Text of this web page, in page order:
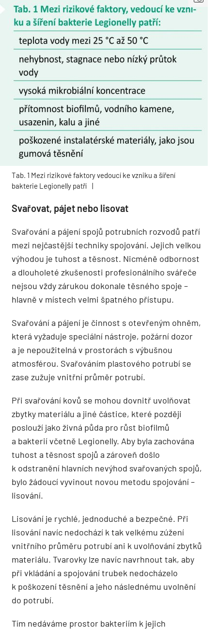
Tab. 1 Mezi rizikové faktory vedoucí ke vzniku a šíření
bakterie Legionelly patří
|
Svařovat, pájet nebo lisovat
Svařování a pájení spojů potrubních rozvodů patří
mezi nejčastější techniky spojování. Jejich velkou
výhodou je tuhost a těsnost. Nicméně odbornost
a dlouholeté zkušenosti profesionálního svářeče
nejsou vždy zárukou dokonale těsného spoje –
hlavně v místech velmi špatného přístupu.
Svařování a pájení je činnost s otevřeným ohněm,
která vyžaduje speciální nástroje, požární dozor
a je nepoužitelná v prostorách s výbušnou
atmosférou. Svařováním plastového potrubí se
zase zužuje vnitřní průměr potrubí.
Při svařování kovů se mohou dovnitř uvolňovat
zbytky materiálu a jiné částice, které později
poslouží jako živná půda pro růst biofilmů
a bakterií včetně Legionelly. Aby byla zachována
tuhost a těsnost spojů a zároveň došlo
k odstranění hlavních nevýhod svařovaných spojů,
bylo žádoucí vyvinout novou metodu spojování –
lisování.
Lisování je rychlé, jednoduché a bezpečné. Při
lisování navíc nedochází k tak velkému zúžení
vnitřního průměru potrubí ani k uvolňování zbytků
materiálu. Tvarovky lze navíc navrhnout tak, aby
při vkládání a spojování trubek nedocházelo
k poškození těsnění a jeho následnému uvolnění
do potrubí.
Tím nedáváme prostor bakteriím k jejich